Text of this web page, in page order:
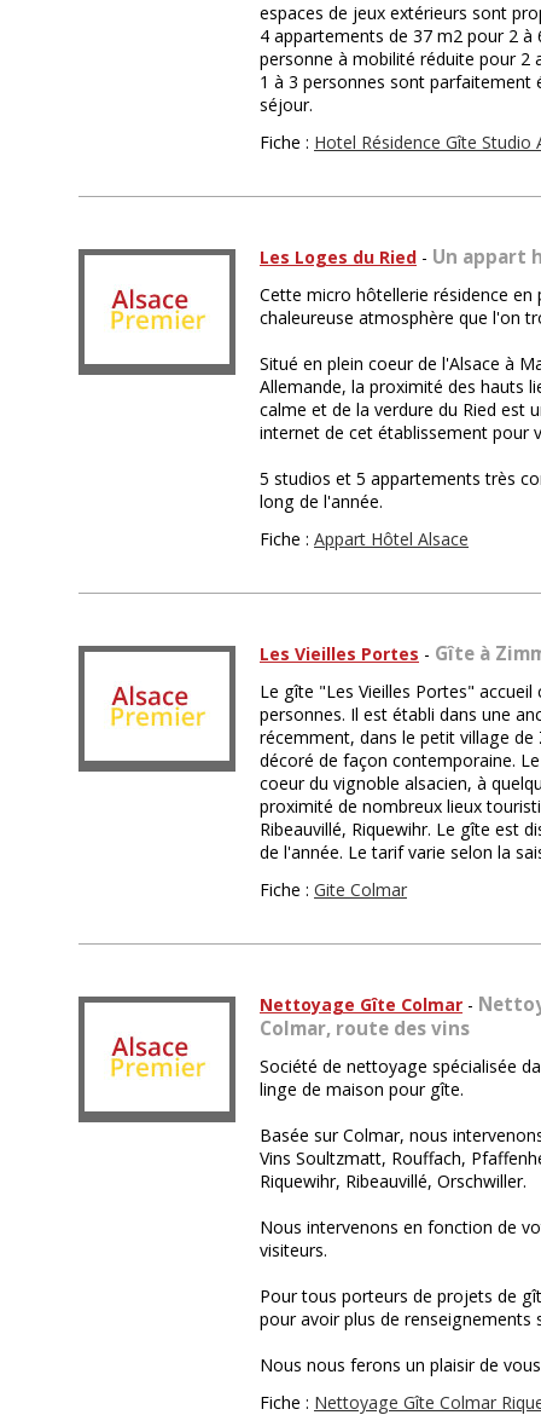
espaces de jeux extérieurs sont
4 appartements de 37 m2 pour 2
personne à mobilité réduite pour 2
1 à 3 personnes sont
séjour.
Fiche : Hotel Résidence Gîte Studio
Les Loges du Ried - Un appart
Cette micro hôtellerie résidence
chaleureuse atmosphère que l'on
Situé en plein coeur de l'Alsace à
Allemande, la proximité des hauts
calme et de la verdure du Ried est
internet de cet établissement pour
5 studios et 5 appartements très
long de l'année.
Fiche : Appart Hôtel Alsace
Les Vieilles Portes - Gîte à
Le gîte "Les Vieilles Portes"
personnes. Il est établi dans une
récemment, dans le petit village
décoré de façon contemporaine.
coeur du vignoble alsacien, à
proximité de nombreux lieux
Ribeauvillé, Riquewihr. Le gîte est
de l'année. Le tarif varie selon la
Fiche : Gite Colmar
Nettoyage Gîte Colmar -
Colmar, route des vins
Société de nettoyage spécialisée
linge de maison pour gîte.
Basée sur Colmar, nous
Vins Soultzmatt, Rouffach,
Riquewihr, Ribeauvillé, Orschwiller.
Nous intervenons en fonction de
visiteurs.
Pour tous porteurs de projets de
pour avoir plus de renseignements
Nous nous ferons un plaisir de
Fiche : Nettoyage Gîte Colmar